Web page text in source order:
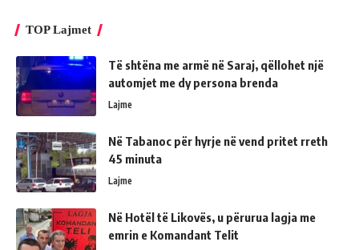
TOP Lajmet
Të shtëna me armë në Saraj, qëllohet një
automjet me dy persona brenda
Lajme
Në Tabanoc për hyrje në vend pritet rreth
45 minuta
Lajme
Në Hotël të Likovës, u përurua lagja me
emrin e Komandant Telit